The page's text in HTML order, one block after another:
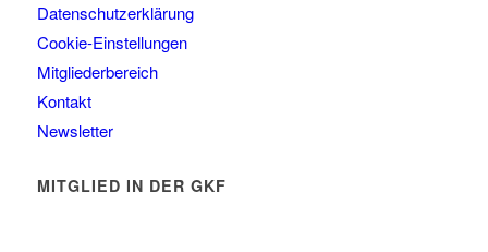
Datenschutzerklärung
Cookie-Einstellungen
Mitgliederbereich
Kontakt
Newsletter
MITGLIED IN DER GKF